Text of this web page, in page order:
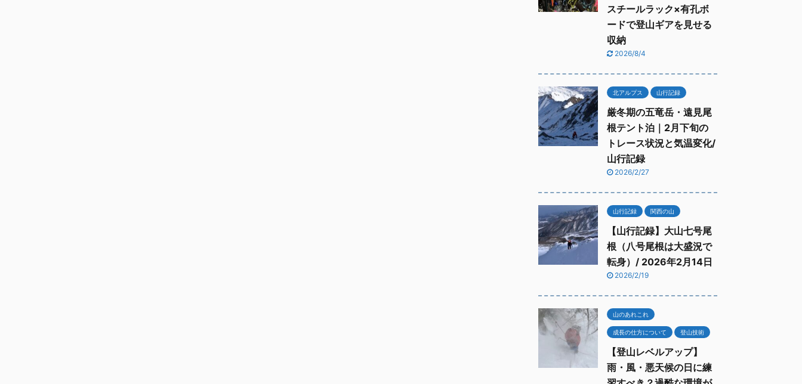
スチールラック×有孔ボ
ードで登山ギアを見せる
収納
2026/8/4
北アルプス 山行記録
厳冬期の五竜岳・遠見尾
根テント泊｜2月下旬の
トレース状況と気温変化/
山行記録
2026/2/27
山行記録 関西の山
【山行記録】大山七号尾
根（八号尾根は大盛況で
転身）/ 2026年2月14日
2026/2/19
山のあれこれ
成長の仕方について 登山技術
【登山レベルアップ】
雨・風・悪天候の日に練